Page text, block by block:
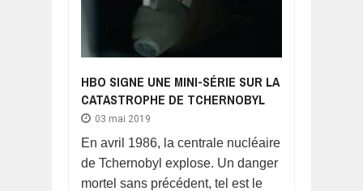
HBO SIGNE UNE MINI-SÉRIE SUR LA
CATASTROPHE DE TCHERNOBYL
03 mai 2019
En avril 1986, la centrale nucléaire
de Tchernobyl explose. Un danger
mortel sans précédent, tel est le